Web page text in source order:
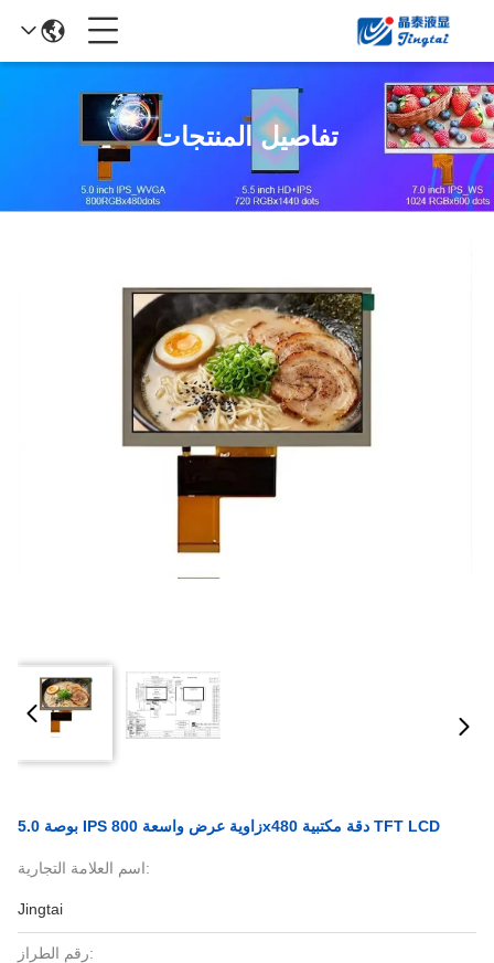
تفاصيل المنتجات
5.0 بوصة IPS زاوية عرض واسعة 800x480 دقة مكتبية TFT LCD
اسم العلامة التجارية:
Jingtai
رقم الطراز: